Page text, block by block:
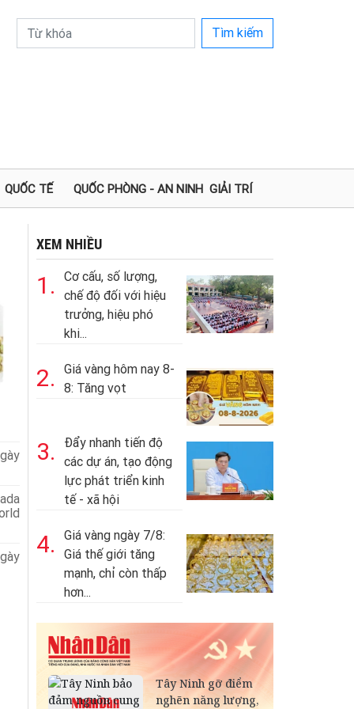
Tìm kiếm
QUỐC TẾ QUỐC PHÒNG - AN NINH GIẢI TRÍ
XEM NHIỀU
1.
Cơ cấu, số lượng,
chế độ đối với hiệu
trưởng, hiệu phó
khi...
2.
Giá vàng hôm nay 8-
8: Tăng vọt
3.
Đẩy nhanh tiến độ
các dự án, tạo động
lực phát triển kinh
tế - xã hội
4.
Giá vàng ngày 7/8:
Giá thế giới tăng
mạnh, chỉ còn thấp
hơn...